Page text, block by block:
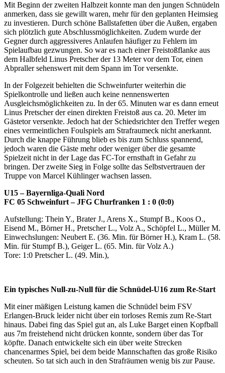
Mit Beginn der zweiten Halbzeit konnte man den jungen Schnüdeln
anmerken, dass sie gewillt waren, mehr für den geplanten Heimsieg
zu investieren. Durch schöne Ballstafetten über die Außen, ergaben
sich plötzlich gute Abschlussmöglichkeiten. Zudem wurde der
Gegner durch aggressiveres Anlaufen häufiger zu Fehlern im
Spielaufbau gezwungen. So war es nach einer Freistoßflanke aus
dem Halbfeld Linus Pretscher der 13 Meter vor dem Tor, einen
Abpraller sehenswert mit dem Spann im Tor versenkte.
In der Folgezeit behielten die Schweinfurter weiterhin die
Spielkontrolle und ließen auch keine nennenswerten
Ausgleichsmöglichkeiten zu. In der 65. Minuten war es dann erneut
Linus Pretscher der einen direkten Freistoß aus ca. 20. Meter im
Gästetor versenkte. Jedoch hat der Schiedsrichter den Treffer wegen
eines vermeintlichen Foulspiels am Strafraumeck nicht anerkannt.
Durch die knappe Führung blieb es bis zum Schluss spannend,
jedoch waren die Gäste mehr oder weniger über die gesamte
Spielzeit nicht in der Lage das FC-Tor ernsthaft in Gefahr zu
bringen. Der zweite Sieg in Folge sollte das Selbstvertrauen der
Truppe von Marcel Kühlinger wachsen lassen.
U15 – Bayernliga-Quali Nord
FC 05 Schweinfurt – JFG Churfranken 1 : 0 (0:0)
Aufstellung: Thein Y., Brater J., Arens X., Stumpf B., Koos O.,
Eisend M., Börner H., Pretscher L., Volz A., Schöpfel L., Müller M.
Einwechslungen: Neubert E. (36. Min. für Börner H.), Kram L. (58.
Min. für Stumpf B.), Geiger L. (65. Min. für Volz A.)
Tore: 1:0 Pretscher L. (49. Min.),
Ein typisches Null-zu-Null für die Schnüdel-U16 zum Re-Start
Mit einer mäßigen Leistung kamen die Schnüdel beim FSV
Erlangen-Bruck leider nicht über ein torloses Remis zum Re-Start
hinaus. Dabei fing das Spiel gut an, als Luke Barget einen Kopfball
aus 7m freistehend nicht drücken konnte, sondern über das Tor
köpfte. Danach entwickelte sich ein über weite Strecken
chancenarmes Spiel, bei dem beide Mannschaften das große Risiko
scheuten. So tat sich auch in den Strafräumen wenig bis zur Pause.